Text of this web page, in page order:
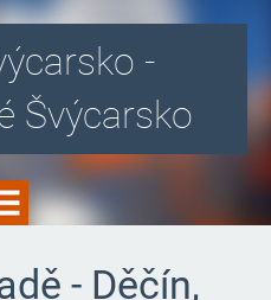
-
Švýcarsko
- Děčín,